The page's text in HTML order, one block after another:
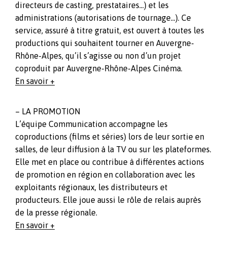
directeurs de casting, prestataires…) et les
administrations (autorisations de tournage…). Ce
service, assuré à titre gratuit, est ouvert à toutes les
productions qui souhaitent tourner en Auvergne-
Rhône-Alpes, qu’il s’agisse ou non d’un projet
coproduit par Auvergne-Rhône-Alpes Cinéma.
En savoir +
– LA PROMOTION
L’équipe Communication accompagne les
coproductions (films et séries) lors de leur sortie en
salles, de leur diffusion à la TV ou sur les plateformes.
Elle met en place ou contribue à différentes actions
de promotion en région en collaboration avec les
exploitants régionaux, les distributeurs et
producteurs. Elle joue aussi le rôle de relais auprès
de la presse régionale.
En savoir +